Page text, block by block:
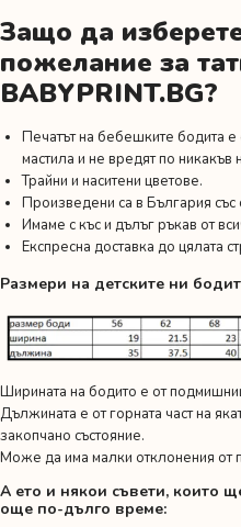
Защо да
пожелание за
BABYPRINT.BG?
Печатът на бебешките бодита
мастила и не вредят по никакъв
Трайни и наситени цветове.
Произведени са в България със
Имаме с къс и дълъг ръкав от
Експресна доставка до цялата
Размери на детските ни
Ширината на бодито е от
Дължината е от горната част на
закопчано състояние.
Може да има малки отклонения от
А ето и някои съвети, които
още по-дълго време: